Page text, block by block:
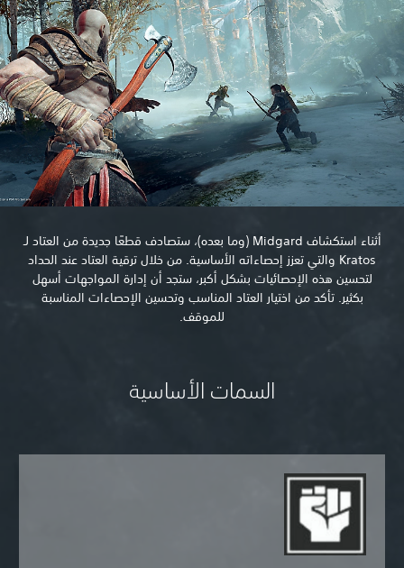
أثناء استكشاف Midgard (وما بعده)، ستصادف قطعًا جديدة من العتاد لـ
Kratos والتي تعزز إحصاءاته الأساسية. من خلال ترقية العتاد عند الحداد
لتحسين هذه الإحصائيات بشكل أكبر، ستجد أن إدارة المواجهات أسهل
بكثير. تأكد من اختيار العتاد المناسب وتحسين الإحصاءات المناسبة
للموقف.
السمات الأساسية